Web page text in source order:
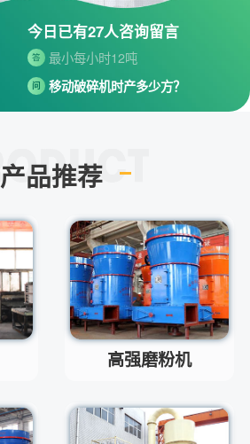
今日已有27人咨询留言
制砂机最小的产量是多少？
答 最小每小时12吨
问 移动破碎机时产多少方？
答 每小时30-300方的型号都有。
问 红星制砂机在环保上达标吗？
问 小型的制砂机类型有哪些？
答
主要有细碎机，复合破，对辊制
请问厂家地址在哪？
河南省郑州市高新技术开发区梧
桐街与红松路交叉口中国高端矿
机生产出口基地园区
问 制砂机最小的产量是多少？
最小每小时12吨
每小时30-300方的型号都有。
问 红星制砂机在环保上达标吗？
产品推荐
高强磨粉机